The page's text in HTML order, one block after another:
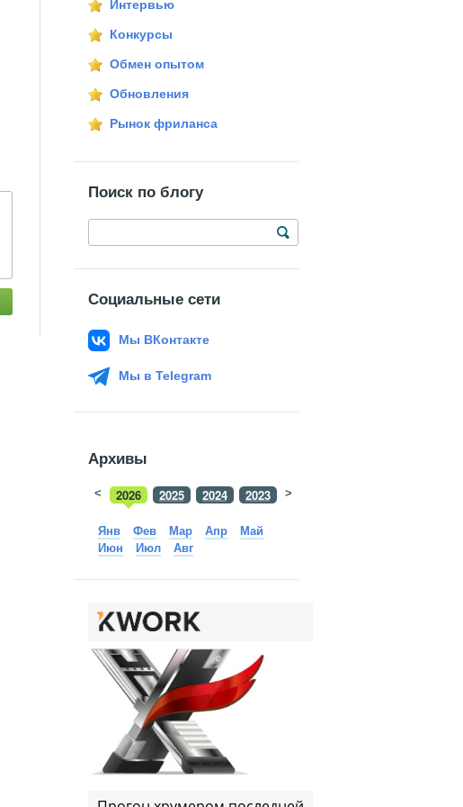
Интервью
Конкурсы
Обмен опытом
Обновления
Рынок фриланса
Поиск по блогу
Социальные сети
Мы ВКонтакте
Мы в Telegram
Архивы
2026 2025 2024 2023 2022
< >
Янв Фев Мар Апр
Май
Июн
Июл Авг